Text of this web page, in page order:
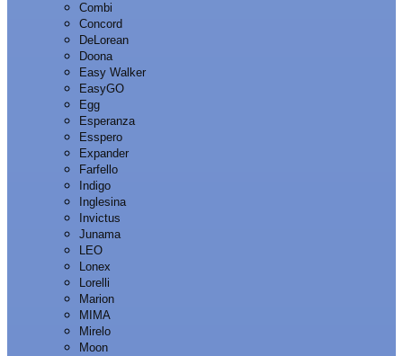
Combi
Concord
DeLorean
Doona
Easy Walker
EasyGO
Egg
Esperanza
Esspero
Expander
Farfello
Indigo
Inglesina
Invictus
Junama
LEO
Lonex
Lorelli
Marion
MIMA
Mirelo
Moon